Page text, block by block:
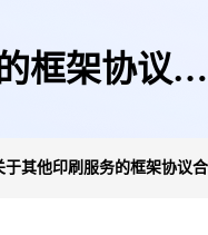
框架协议合
于其他印刷服务的框架协议